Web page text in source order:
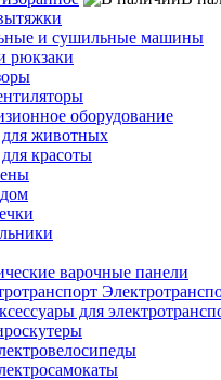
и сушильные машины
рюкзаки
оборудование
животных
красоты
варочные панели
для